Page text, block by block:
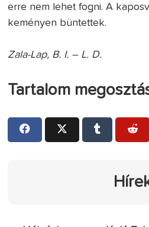
erre nem lehet fogni. A
keményen büntettek.
Zala-Lap, B. I. – L. D.
Tartalom